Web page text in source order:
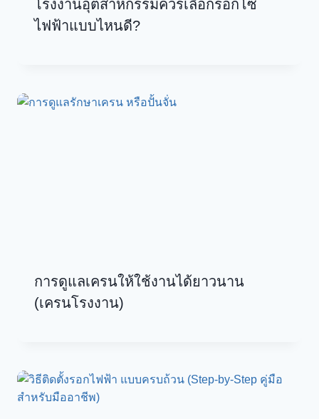
โรงงานอุตสาหกรรมควรเลือกรอกโซ่
ไฟฟ้าแบบไหนดี?
การดูแลเครนให้ใช้งานได้ยาวนาน
(เครนโรงงาน)